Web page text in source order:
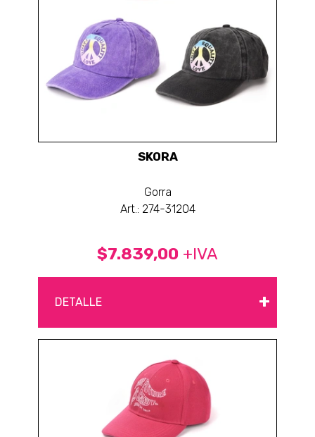
SKORA
Gorra
Art.: 274-31204
$7.839,00 +IVA
DETALLE +